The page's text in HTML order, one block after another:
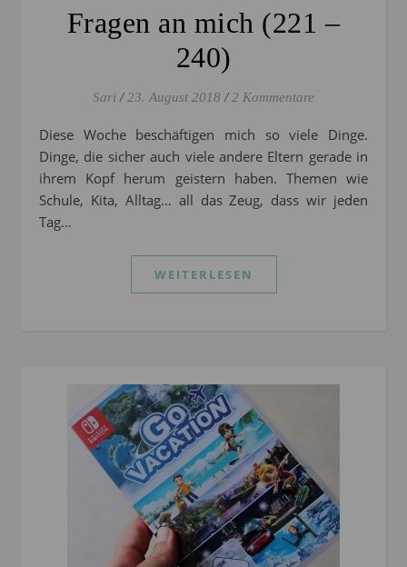
Fragen an mich (221 –
240)
Sari / 23. August 2018 / 2 Kommentare
Diese Woche beschäftigen mich so viele Dinge.
Dinge, die sicher auch viele andere Eltern gerade in
ihrem Kopf herum geistern haben. Themen wie
Schule, Kita, Alltag… all das Zeug, dass wir jeden
Tag…
WEITERLESEN